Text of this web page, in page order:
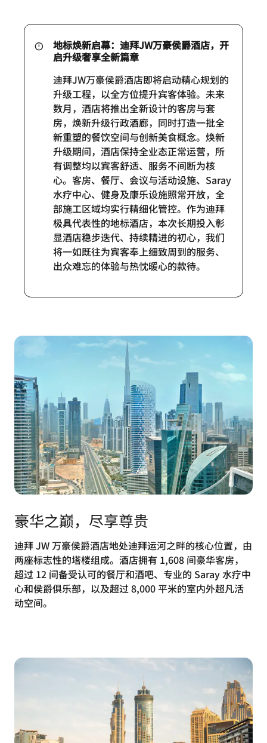
地标焕新启幕：迪拜JW万豪侯爵酒店，开
启升级奢享全新篇章
迪拜JW万豪侯爵酒店即将启动精心规划的
升级工程，以全方位提升宾客体验。未来
数月，酒店将推出全新设计的客房与套
房，焕新升级行政酒廊，同时打造一批全
新重塑的餐饮空间与创新美食概念。焕新
升级期间，酒店保持全业态正常运营，所
有调整均以宾客舒适、服务不间断为核
心。客房、餐厅、会议与活动设施、Saray
水疗中心、健身及康乐设施照常开放，全
部施工区域均实行精细化管控。作为迪拜
极具代表性的地标酒店，本次长期投入彰
显酒店稳步迭代、持续精进的初心，我们
将一如既往为宾客奉上细致周到的服务、
出众难忘的体验与热忱暖心的款待。
豪华之巅，尽享尊贵
迪拜 JW 万豪侯爵酒店地处迪拜运河之畔的核心位置，由
两座标志性的塔楼组成。酒店拥有 1,608 间豪华客房，
超过 12 间备受认可的餐厅和酒吧、专业的 Saray 水疗中
心和侯爵俱乐部，以及超过 8,000 平米的室内外超凡活
动空间。